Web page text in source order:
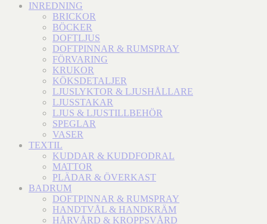
INREDNING
BRICKOR
BÖCKER
DOFTLJUS
DOFTPINNAR & RUMSPRAY
FÖRVARING
KRUKOR
KÖKSDETALJER
LJUSLYKTOR & LJUSHÅLLARE
LJUSSTAKAR
LJUS & LJUSTILLBEHÖR
SPEGLAR
VASER
TEXTIL
KUDDAR & KUDDFODRAL
MATTOR
PLÄDAR & ÖVERKAST
BADRUM
DOFTPINNAR & RUMSPRAY
HANDTVÅL & HANDKRÄM
HÅRVÅRD & KROPPSVÅRD